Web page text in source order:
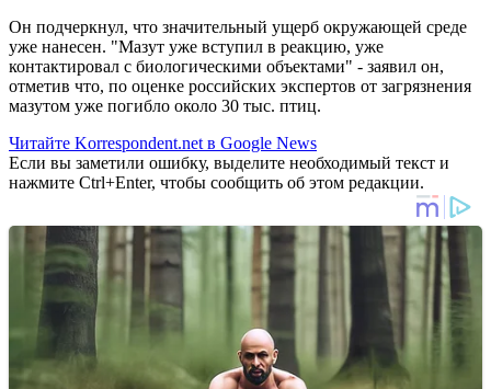
Он подчеркнул, что значительный ущерб окружающей среде
уже нанесен. "Мазут уже вступил в реакцию, уже
контактировал с биологическими объектами" - заявил он,
отметив что, по оценке российских экспертов от загрязнения
мазутом уже погибло около 30 тыс. птиц.
Читайте Korrespondent.net в Google News
Если вы заметили ошибку, выделите необходимый текст и
нажмите Ctrl+Enter, чтобы сообщить об этом редакции.